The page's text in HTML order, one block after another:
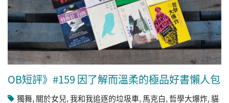
OB短評》#159 因了解而溫柔的極品好書懶人包
獨舞, 關於女兒,我和我追逐的垃圾車, 馬克白,哲學大爆炸,貓